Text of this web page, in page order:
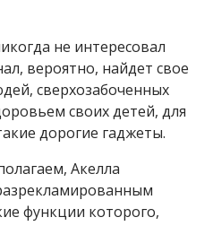
не интересовал
вероятно, найдет свое
сверхозабоченных
своих детей, для
дорогие гаджеты.
Акелла
функции которого,